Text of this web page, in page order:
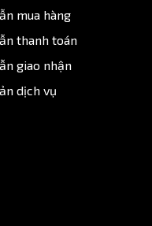
mua hàng
thanh toán
giao nhận
dịch vụ